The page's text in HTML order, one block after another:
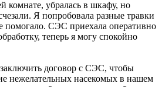
комнате, убралась в шкафу, но
Я попробовала разные травки
помогало. СЭС приехала оперативно
теперь я могу спокойно
договор с СЭС, чтобы
нежелательных насекомых в нашем